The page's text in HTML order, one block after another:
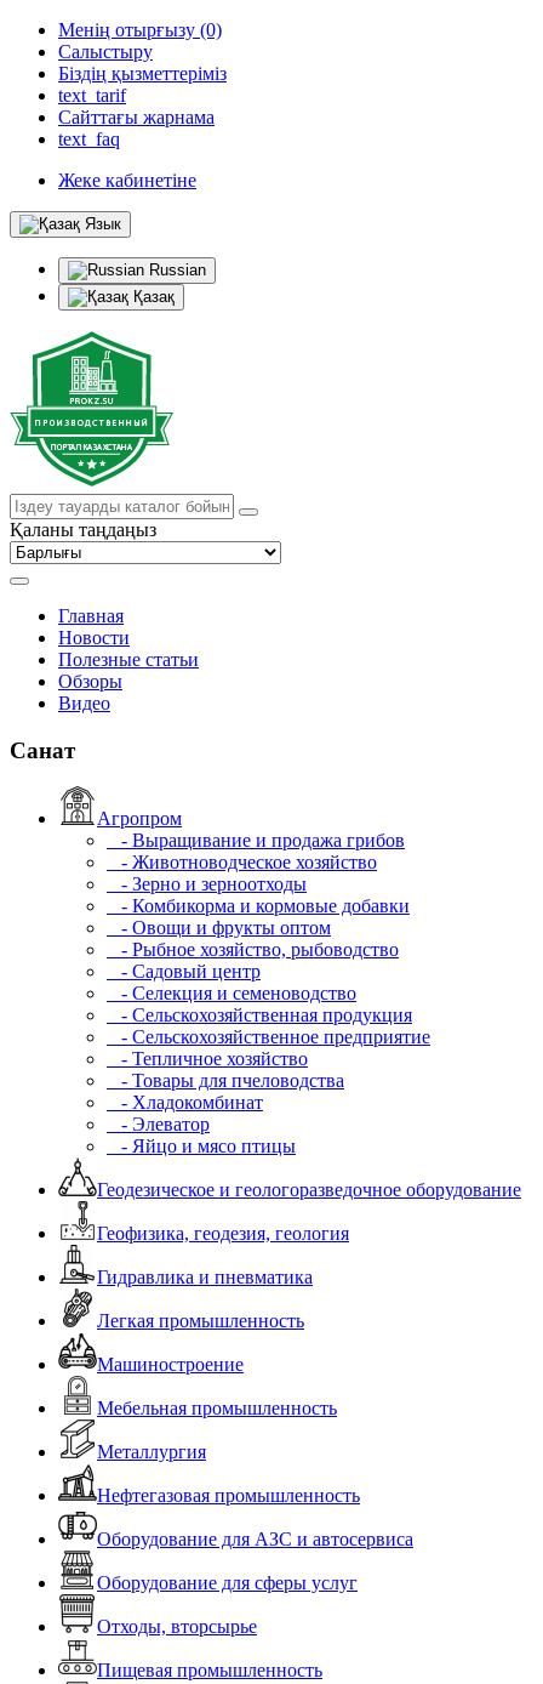
Менің отырғызу (0)
Салыстыру
Біздің қызметтеріміз
text_tarif
Сайттағы жарнама
text_faq
Жеке кабинетіне
Язык
Russian
Қазақ
Қаланы таңдаңыз
Главная
Новости
Полезные статьи
Обзоры
Видео
Санат
Агропром
- Выращивание и продажа грибов
- Животноводческое хозяйство
- Зерно и зерноотходы
- Комбикорма и кормовые добавки
- Овощи и фрукты оптом
- Рыбное хозяйство, рыбоводство
- Садовый центр
- Селекция и семеноводство
- Сельскохозяйственная продукция
- Сельскохозяйственное предприятие
- Тепличное хозяйство
- Товары для пчеловодства
- Хладокомбинат
- Элеватор
- Яйцо и мясо птицы
Геодезическое и геологоразведочное оборудование
Геофизика, геодезия, геология
Гидравлика и пневматика
Легкая промышленность
Машиностроение
Мебельная промышленность
Металлургия
Нефтегазовая промышленность
Оборудование для АЗС и автосервиса
Оборудование для сферы услуг
Отходы, вторсырье
Пищевая промышленность